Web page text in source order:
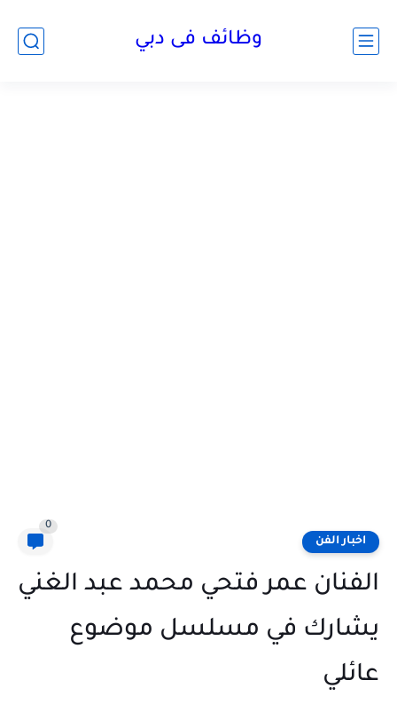
وظائف فى دبي
اخبار الفن
0
الفنان عمر فتحي محمد عبد الغني
يشارك في مسلسل موضوع
عائلي